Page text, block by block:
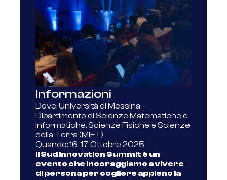
Informazioni
Dove: Università di Messina –
Dipartimento di Scienze Matematiche e
Informatiche, Scienze Fisiche e Scienze
della Terra (MIFT)
Quando: 16-17 Ottobre 2025
Il Sud Innovation Summit è un
evento che incoraggiamo a vivere
di persona per cogliere appieno la